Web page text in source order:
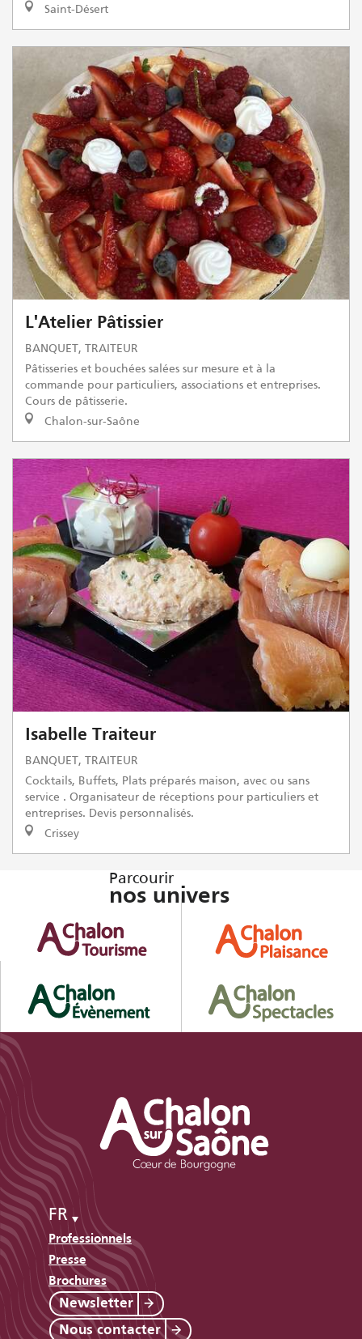
Saint-Désert
L'Atelier Pâtissier
BANQUET, TRAITEUR
Pâtisseries et bouchées salées sur mesure et à la
commande pour particuliers, associations et entreprises.
Cours de pâtisserie.
Chalon-sur-Saône
Isabelle Traiteur
BANQUET, TRAITEUR
Cocktails, Buffets, Plats préparés maison, avec ou sans
service . Organisateur de réceptions pour particuliers et
entreprises. Devis personnalisés.
Crissey
Parcourir
nos univers
FR
Professionnels
Presse
Brochures
Newsletter
Nous contacter